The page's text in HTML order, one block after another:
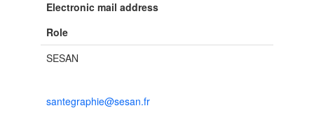
Electronic mail address
Role
SESAN
santegraphie@sesan.fr